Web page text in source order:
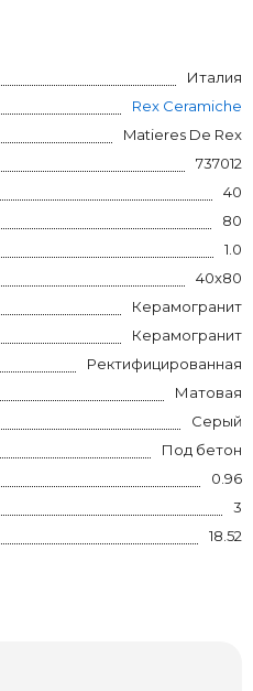
Италия
Rex Ceramiche
Matieres De Rex
737012
40
80
1.0
40x80
Керамогранит
Керамогранит
Ректифицированная
Матовая
Серый
Под бетон
0.96
3
18.52